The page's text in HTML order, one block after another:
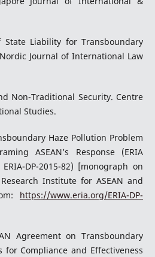
State Liability for Transboundary
Journal of International Law
Non-Traditional Security. Centre
Studies.
Haze Pollution Problem
ASEAN’s Response (ERIA
DP-2015-82) [monograph on
Institute for ASEAN and
https://www.eria.org/ERIA-DP-
Agreement on Transboundary
for Compliance and Effectiveness